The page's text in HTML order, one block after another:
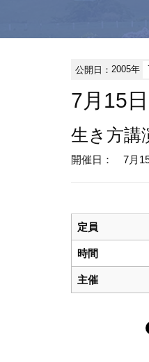
公開日：2005年
7月15
生き方講
開催日： 7月15
定員
時間
主催